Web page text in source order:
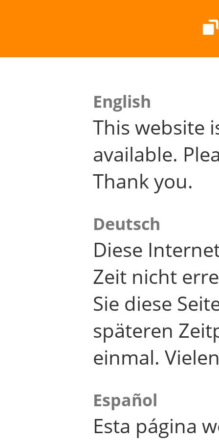
English
This website
available.
Thank you.
Deutsch
Diese
Zeit nicht
Sie diese
späteren
einmal.
Español
Esta página